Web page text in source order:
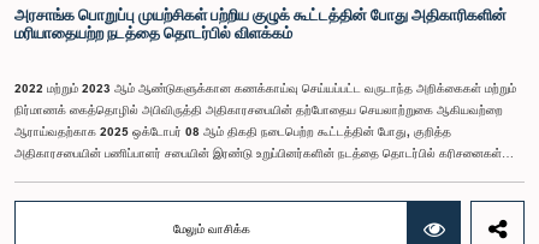
அரசாங்க பொறுப்பு முயற்சிகள் பற்றிய குழுக் கூட்டத்தின் போது அதிகாரிகளின்
மரியாதையற்ற நடத்தை தொடர்பில் விளக்கம்
2022 மற்றும் 2023 ஆம் ஆண்டுகளுக்கான கணக்காய்வு செய்யப்பட்ட வருடாந்த அறிக்கைகள் மற்றும்
நிர்மாணக் கைத்தொழில் அபிவிருத்தி அதிகாரசபையின் தற்போதைய செயலாற்றுகை ஆகியவற்றை
ஆராய்வதற்காக 2025 ஒக்டோபர் 08 ஆம் திகதி நடைபெற்ற கூட்டத்தின் போது, குறித்த
அதிகாரசபையின் பணிப்பாளர் சபையின் இரண்டு உறுப்பினர்களின் நடத்தை தொடர்பில் கரிசனைகள்
இக்கூட்டத்தில் கலந்துகொண்டார் என்பதைக் குழு அவதானித்தது. மேலும், தாபிக்கப்பட்ட பாராளுமன்ற
மேலும் வாசிக்க